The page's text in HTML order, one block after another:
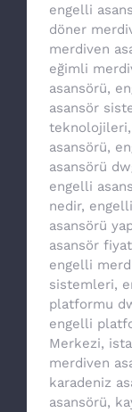
engelli
döner
merdiven
eğimli
asansörü,
asansör
teknolojileri,
asansörü,
asansörü
engelli
nedir,
asansörü
asansör
engelli
sistemleri,
platformu
engelli
Merkezi,
merdiven
karadeniz
asansörü,